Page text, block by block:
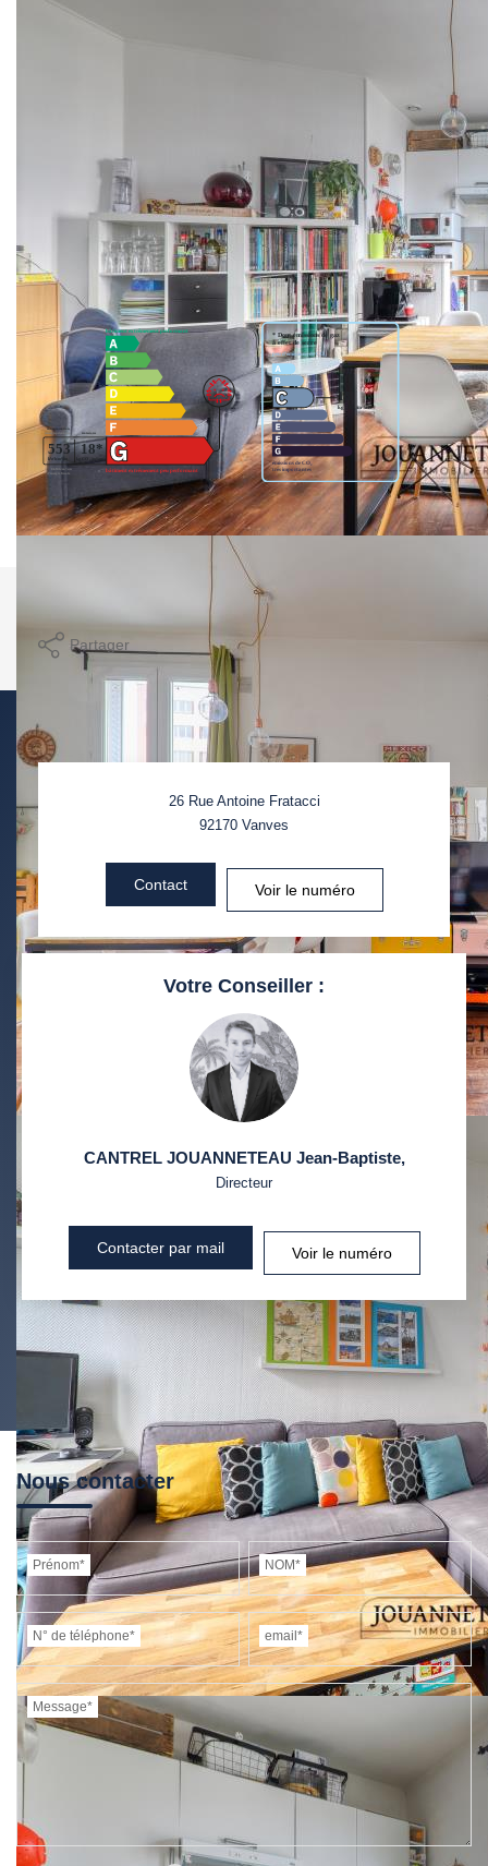
comprenant : entrée desservant un séjour lumineux avec
un coin cuisine, une grande chambre en suite avec salle
cave en sous -sol. Jardin collectif. Fenêtres double vitrage.
Faibles charges. Hall d'entrée de l'immeuble voté. A voir
rapidement !
Nos honoraires Nous contacter
Diagnostics énergétiques
Logement à consommation énergétique excessive. : classe
G.
Partager
26 Rue Antoine Fratacci
92170 Vanves
Contact Voir le numéro
Votre Conseiller :
CANTREL JOUANNETEAU Jean-Baptiste,
Directeur
Contacter par mail Voir le numéro
Nous contacter
Prénom* NOM*
N° de téléphone* email*
Message*